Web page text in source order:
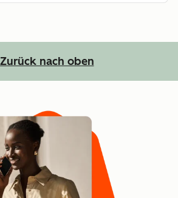
Zurück nach oben